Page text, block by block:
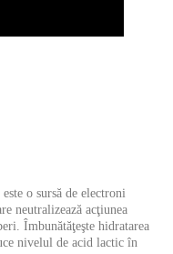
o sursă de electroni
neutralizează acţiunea
Îmbunătăţeşte hidratarea
nivelul de acid lactic în